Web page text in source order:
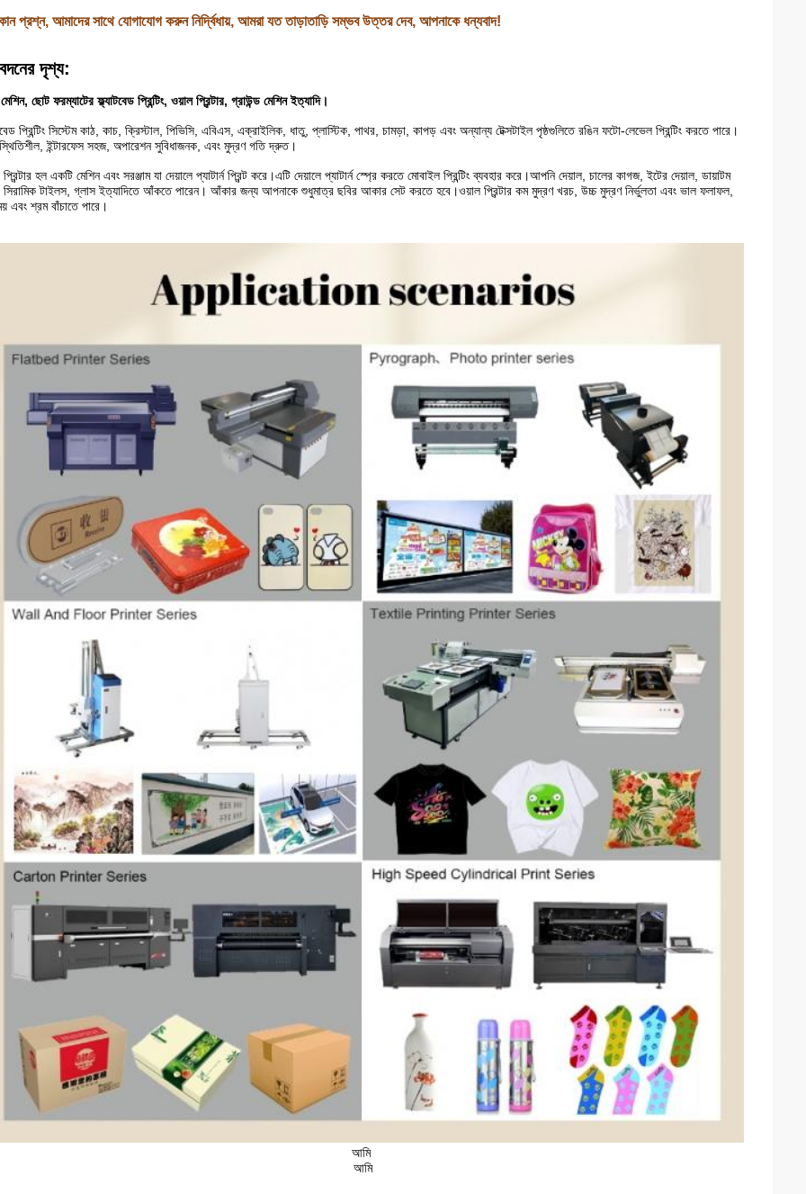
প্রশ্ন, আমাদের সাথে যোগাযোগ করুন নির্দ্বিধায়, আমরা যত তাড়াতাড়ি সম্ভব উত্তর দেব, আপনাকে ধন্যবাদ!
দৃশ্য:
ছোট ফরম্যাটের ফ্ল্যাটবেড প্রিন্টিং, ওয়াল প্রিন্টার, গ্রাউন্ড মেশিন ইত্যাদি।
প্রিন্টিং সিস্টেম কাঠ, কাচ, ক্রিস্টাল, পিভিসি, এবিএস, এক্রাইলিক, ধাতু, প্লাস্টিক, পাথর, চামড়া, কাপড় এবং অন্যান্য টেক্সটাইল পৃষ্ঠগুলিতে রঙিন ফটো-লেভেল প্রিন্টিং করতে পারে।
ইন্টারফেস সহজ, অপারেশন সুবিধাজনক, এবং মুদ্রণ গতি দ্রুত।
হল একটি মেশিন এবং সরঞ্জাম যা দেয়ালে প্যাটার্ন প্রিন্ট করে।এটি দেয়ালে প্যাটার্ন স্প্রে করতে মোবাইল প্রিন্টিং ব্যবহার করে।আপনি দেয়াল, চালের কাগজ, ইটের দেয়াল, ডায়াটম
সিরামিক টাইলস, গ্লাস ইত্যাদিতে আঁকতে পারেন। আঁকার জন্য আপনাকে শুধুমাত্র ছবির আকার সেট করতে হবে।ওয়াল প্রিন্টার কম মুদ্রণ খরচ, উচ্চ মুদ্রণ নির্ভুলতা এবং ভাল ফলাফল,
এবং শ্রম বাঁচাতে পারে।
আমি
আমি